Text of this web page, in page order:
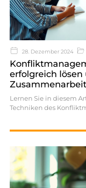
28. Dezember 2024
erfolgreich
Lernen Sie in diesem
Techniken des